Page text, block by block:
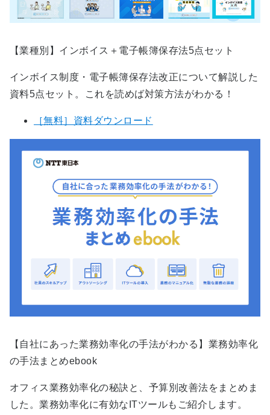
【業種別】インボイス＋電子帳簿保存法5点セット
インボイス制度・電子帳簿保存法改正について解説した
資料5点セット。これを読めば対策方法がわかる！
［無料］資料ダウンロード
【自社にあった業務効率化の手法がわかる】業務効率化
の手法まとめebook
オフィス業務効率化の秘訣と、予算別改善法をまとめま
した。業務効率化に有効なITツールもご紹介します。